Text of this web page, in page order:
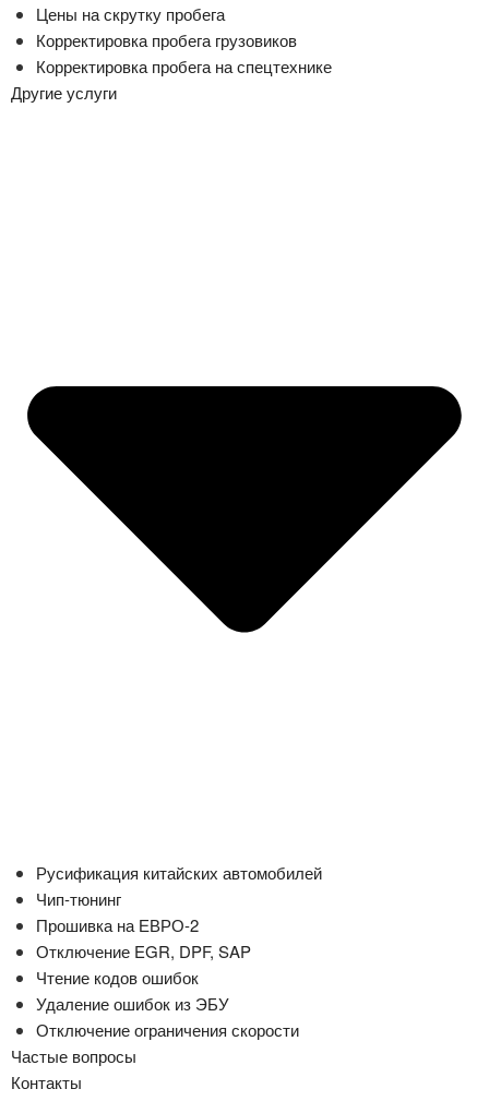
Цены на скрутку пробега
Корректировка пробега грузовиков
Корректировка пробега на спецтехнике
Другие услуги
Русификация китайских автомобилей
Чип-тюнинг
Прошивка на ЕВРО-2
Отключение EGR, DPF, SAP
Чтение кодов ошибок
Удаление ошибок из ЭБУ
Отключение ограничения скорости
Частые вопросы
Контакты